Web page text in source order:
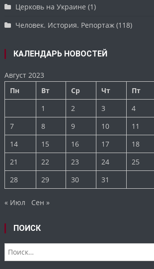
Церковь на Украине (1)
Человек. История. Репортаж (118)
КАЛЕНДАРЬ НОВОСТЕЙ
Август 2023
Пн
Вт Ср Чт Пт
1
2 3 4
7
8 9 10 11
14
15 16 17 18
21
22 23 24 25
28
29 30 31
« Июл Сен »
ПОИСК